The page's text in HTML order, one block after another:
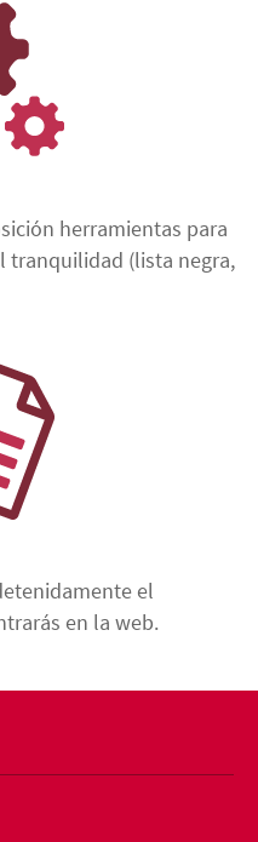
herramientas para
tranquilidad (lista negra,
el
en la web.